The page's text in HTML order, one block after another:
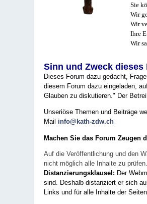
Sie
Wir
Wir
Ihre
Wir
Sinn und Zweck dieses
Dieses Forum dazu gedacht,
diesem Forum dazu eingeladen,
Glauben zu diskutieren." Der
Unseriöse Themen und Beiträge
Mail info@kath-zdw.ch
Machen Sie das Forum Zeugen
Auf die Veröffentlichung und den
nicht möglich alle Inhalte zu
Distanzierungsklausel: Der
sind. Deshalb distanziert er sich
Links und für alle Inhalte der